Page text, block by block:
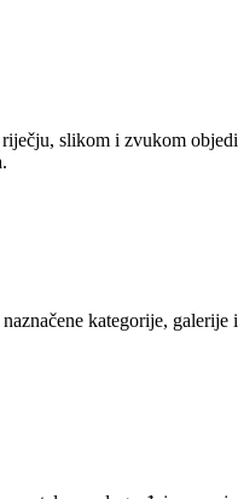
slikom i zvukom
kategorije,